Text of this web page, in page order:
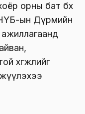
орны бат бөх
ын Дүрмийн
хөгжлийг